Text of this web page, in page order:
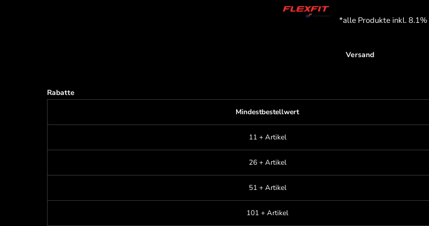
*alle Produkte inkl. 8.1%
Versand
Rabatte
Mindestbestellwert
11 + Artikel
26 + Artikel
51 + Artikel
101 + Artikel